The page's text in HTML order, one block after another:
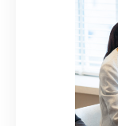
ページ制作メニュー
リリースノート